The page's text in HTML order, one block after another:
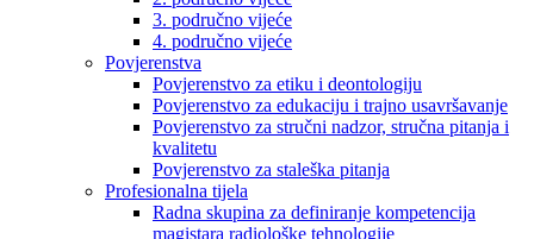
3. područno vijeće
4. područno vijeće
Povjerenstva
Povjerenstvo za etiku i deontologiju
Povjerenstvo za edukaciju i trajno usavršavanje
Povjerenstvo za stručni nadzor, stručna pitanja i
kvalitetu
Povjerenstvo za staleška pitanja
Profesionalna tijela
Radna skupina za definiranje kompetencija
magistara radiološke tehnologije